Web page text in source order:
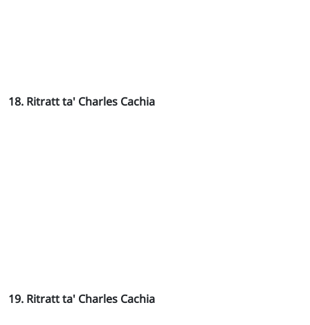
18. Ritratt ta' Charles Cachia
19. Ritratt ta' Charles Cachia